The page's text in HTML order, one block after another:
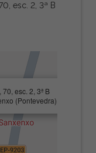
esc. 2, 3ª B
esc. 2, 3ª B
(Pontevedra)